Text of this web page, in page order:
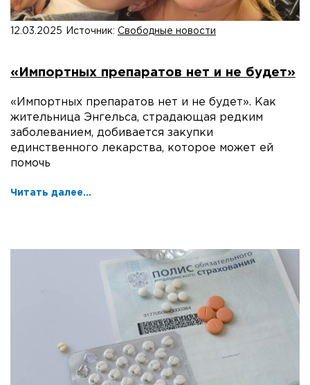
12.03.2025 Источник: Свободные новости
«Импортных препаратов нет и не будет»
«Импортных препаратов нет и не будет». Как
жительница Энгельса, страдающая редким
заболеванием, добивается закупки
единственного лекарства, которое может ей
помочь
Читать далее...